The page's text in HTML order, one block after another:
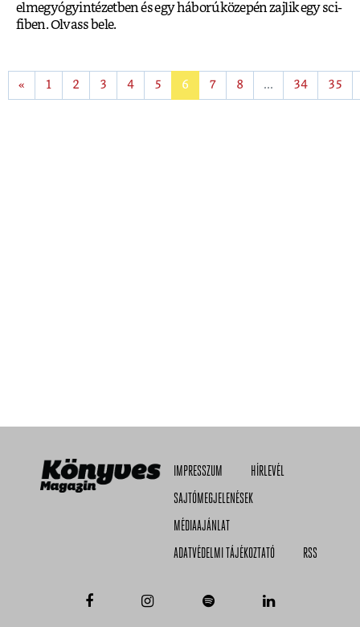
elmegyógyintézetben és egy háború közepén zajlik egy sci-
fiben. Olvass bele.
« 1 2 3 4 5 6 7 8 ... 34 35
IMPRESSZUM
HÍRLEVÉL
SAJTÓMEGJELENÉSEK
MÉDIAAJÁNLAT
ADATVÉDELMI TÁJÉKOZTATÓ
RSS